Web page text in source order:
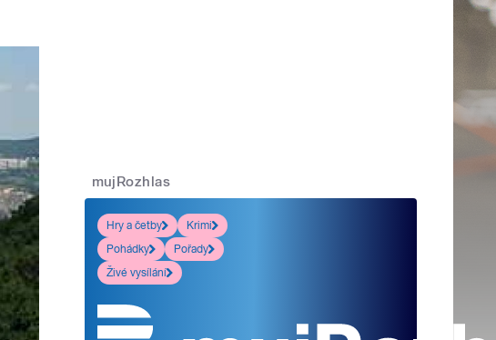
mujRozhlas
Hry a četby
Krimi
Pohádky
Pořady
Živé vysílání